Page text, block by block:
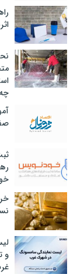
و